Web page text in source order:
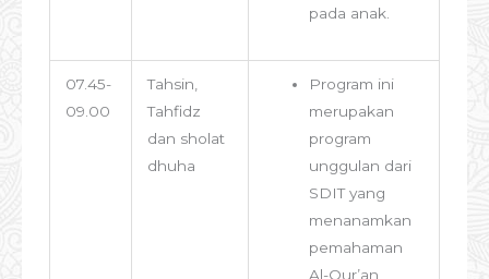
pada anak.
07.45-
09.00
Tahsin,
Tahfidz
dan sholat
dhuha
Program ini
merupakan
program
unggulan dari
SDIT yang
menanamkan
pemahaman
Al-Qur’an